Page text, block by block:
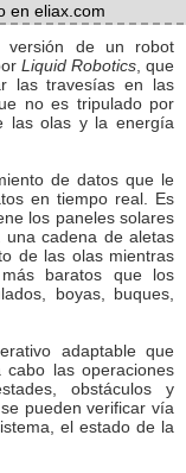
en eliax.com
de un robot
Liquid Robotics , que
las travesías en las
no es tripulado por
las olas y la energía
de datos que le
en tiempo real. Es
los paneles solares
cadena de aletas
de las olas mientras
baratos que los
boyas, buques,
adaptable que
las operaciones
obstáculos y
pueden verificar vía
el estado de la